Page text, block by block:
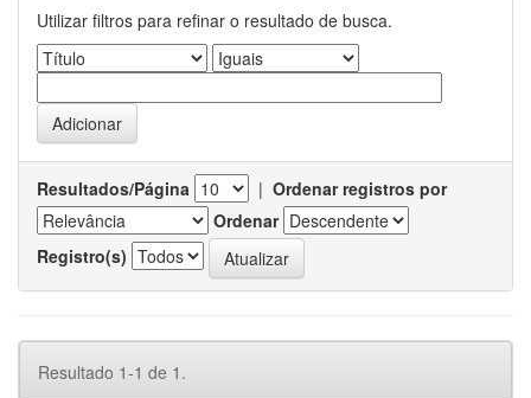
Utilizar filtros para refinar o resultado de busca.
Resultados/Página | Ordenar registros por
Ordenar
Registro(s)
Resultado 1-1 de 1.